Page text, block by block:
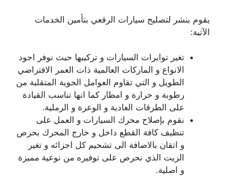
يقوم بنشر لتصليح سيارات الرقعي بتأمين الخدمات
الآتية:
تغير توايرات السيارات و تركيبها حيث نوفر اجود
الانواع و الماركات العالمية ذات العمر الافتراضي
الطويل و التي تقاوم العوامل الجوية المتقلبة من
رطوبة و حرارة و امطار كما انها تناسب القيادة
على الطرقات العادية و الوعرة و الرملية.
نقوم بإصلاح محرك السيارات و العمل على
تنظيف كافة القطع داخل و خارج المحرك بحرص
و اتقان بالاضافة الى تشحيم كل اجزائه و تغير
الزيت الذي نحرص على توفيره من نوعية مميزة
و اصلية.